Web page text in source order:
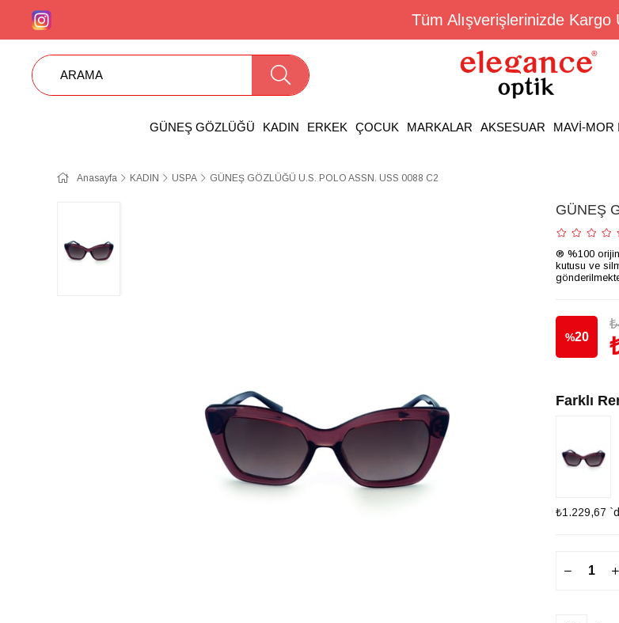
Tüm Alışverişlerinizde Kargo
GÜNEŞ GÖZLÜĞÜ KADIN ERKEK ÇOCUK MARKALAR AKSESUAR MAVİ-MOR
Anasayfa KADIN USPA GÜNEŞ GÖZLÜĞÜ U.S. POLO ASSN. USS 0088 C2
GÜNEŞ
® %100
kutusu ve
%20
Farklı
₺1.229,67